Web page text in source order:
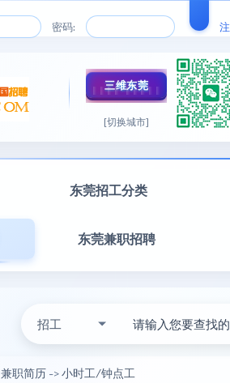
密码:
三维东莞
[切换城市]
东莞招工分类
东莞兼职招聘
招工
兼职简历 ->小时工/钟点工